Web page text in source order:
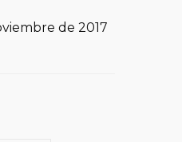
de 2017